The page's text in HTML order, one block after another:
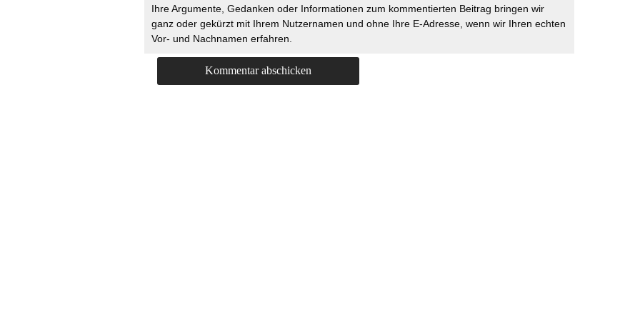
Ihre Argumente, Gedanken oder Informationen zum kommentierten Beitrag bringen wir
ganz oder gekürzt mit Ihrem Nutzernamen und ohne Ihre E-Adresse, wenn wir Ihren echten
Vor- und Nachnamen erfahren.